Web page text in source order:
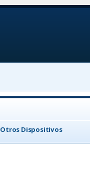
Otros Dispositivos